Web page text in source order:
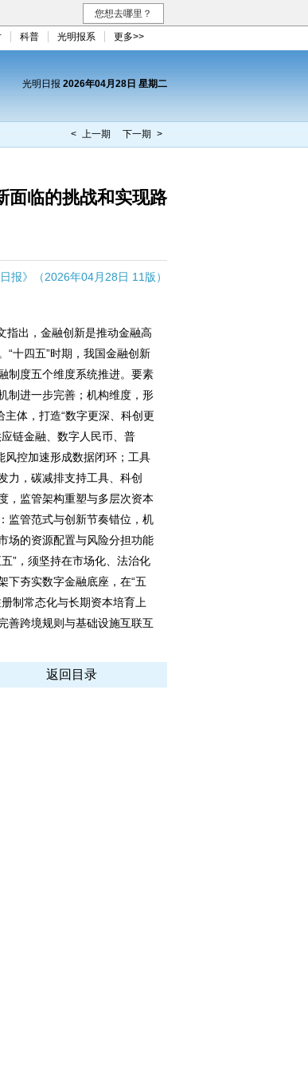
您想去哪里？
科普 光明报系 更多>>
光明日报 2026年04月28日 星期二
< 上一期 下一期 >
面临的挑战和实现路
日报》（2026年04月28日 11版）
指出，金融创新是推动金融高
“十四五”时期，我国金融创新
制度五个维度系统推进。要素
制进一步完善；机构维度，形
主体，打造“数字更深、科创更
链金融、数字人民币、普
风控加速形成数据闭环；工具
力，碳减排支持工具、科创
，监管架构重塑与多层次资本
监管范式与创新节奏错位，机
场的资源配置与风险分担功能
”，须坚持在市场化、法治化
下夯实数字金融底座，在“五
制常态化与长期资本培育上
善跨境规则与基础设施互联互
返回目录